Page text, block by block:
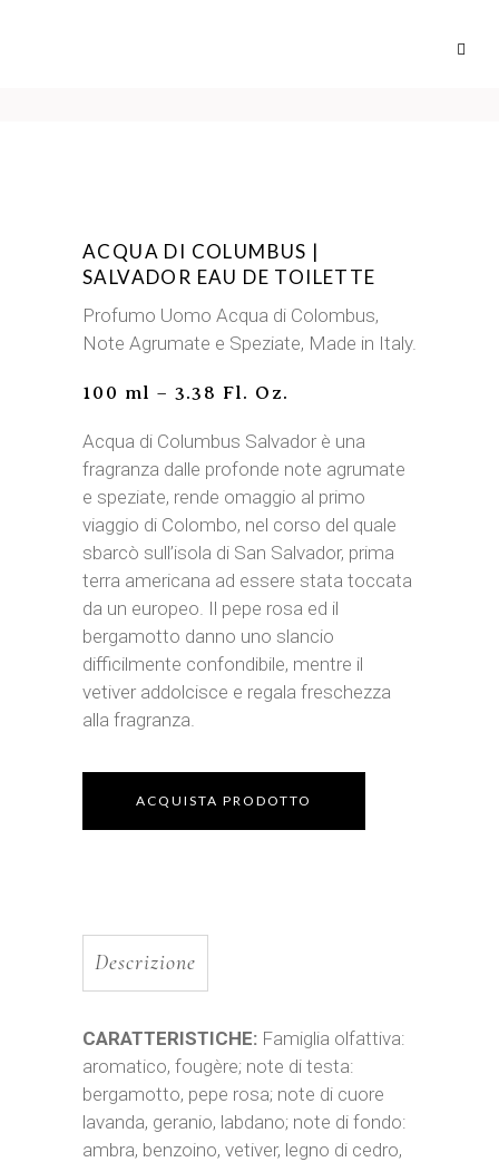
ACQUA DI COLUMBUS |
SALVADOR EAU DE TOILETTE
Profumo Uomo Acqua di Colombus,
Note Agrumate e Speziate, Made in Italy.
100 ml – 3.38 Fl. Oz.
Acqua di Columbus Salvador è una
fragranza dalle profonde note agrumate
e speziate, rende omaggio al primo
viaggio di Colombo, nel corso del quale
sbarcò sull’isola di San Salvador, prima
terra americana ad essere stata toccata
da un europeo. Il pepe rosa ed il
bergamotto danno uno slancio
difficilmente confondibile, mentre il
vetiver addolcisce e regala freschezza
alla fragranza.
ACQUISTA PRODOTTO
Descrizione
CARATTERISTICHE: Famiglia olfattiva:
aromatico, fougère; note di testa:
bergamotto, pepe rosa; note di cuore
lavanda, geranio, labdano; note di fondo:
ambra, benzoino, vetiver, legno di cedro,